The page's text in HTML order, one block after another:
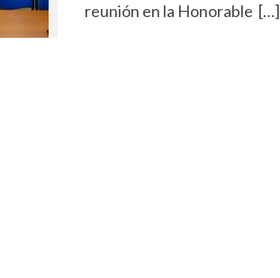
reunión en la Honorable […]